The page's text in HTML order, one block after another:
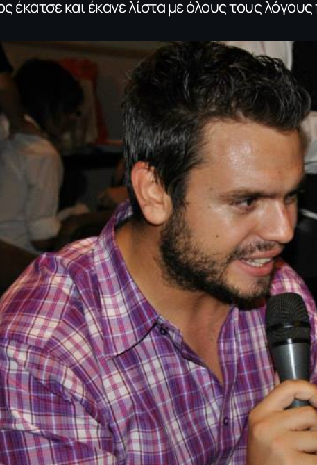
και έκανε λίστα με όλους τους